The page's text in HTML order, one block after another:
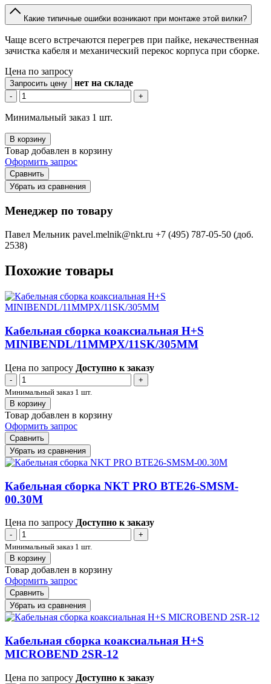
Какие типичные ошибки возникают при монтаже этой вилки?
Чаще всего встречаются перегрев при пайке, некачественная
зачистка кабеля и механический перекос корпуса при сборке.
Цена по запросу
Запросить цену нет на складе
- +
Минимальный заказ 1 шт.
В корзину
Товар добавлен в корзину
Оформить запрос
Сравнить
Убрать из сравнения
Менеджер по товару
Павел Мельник pavel.melnik@nkt.ru +7 (495) 787-05-50 (доб.
2538)
Похожие товары
Кабельная сборка коаксиальная H+S
MINIBENDL/11MMPX/11SK/305MM
Цена по запросу Доступно к заказу
-
+
Минимальный заказ 1 шт.
В корзину
Товар добавлен в корзину
Оформить запрос
Сравнить
Убрать из сравнения
Кабельная сборка NKT PRO BTE26-SMSM-
00.30M
Цена по запросу Доступно к заказу
-
+
Минимальный заказ 1 шт.
В корзину
Товар добавлен в корзину
Оформить запрос
Сравнить
Убрать из сравнения
Кабельная сборка коаксиальная H+S
MICROBEND 2SR-12
Цена по запросу Доступно к заказу